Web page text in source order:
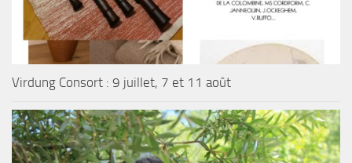
Virdung Consort : 9 juillet, 7 et 11 août